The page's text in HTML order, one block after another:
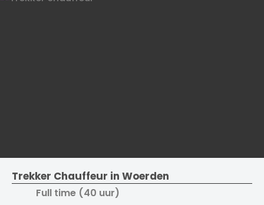
Trekker Chauffeur in Woerden
Full time (40 uur)